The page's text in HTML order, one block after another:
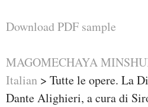
Download PDF sample
MAGOMECHAYA
Italian > Tutte le opere. La
Dante Alighieri, a cura di